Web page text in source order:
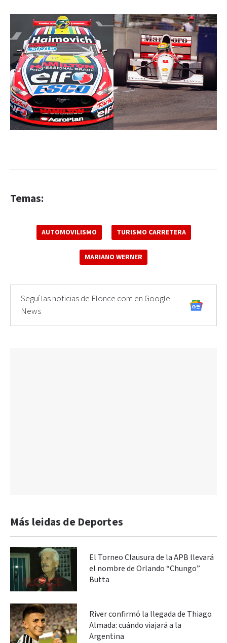
Temas:
AUTOMOVILISMO TURISMO CARRETERA
MARIANO WERNER
Seguí las noticias de Elonce.com en Google
News
Más leidas de Deportes
El Torneo Clausura de la APB llevará
el nombre de Orlando “Chungo”
Butta
River confirmó la llegada de Thiago
Almada: cuándo viajará a la
Argentina